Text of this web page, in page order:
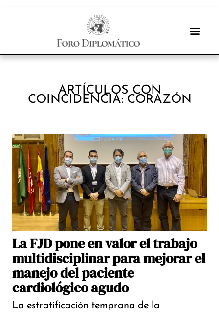
ARTÍCULOS CON
COINCIDENCIA: CORAZÓN
La FJD pone en valor el trabajo
multidisciplinar para mejorar el
manejo del paciente
cardiológico agudo
La estratificación temprana de la